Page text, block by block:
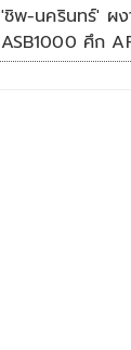
'ชิพ-นครินทร์' ผง
ASB1000 ศึก